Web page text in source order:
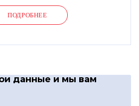
ПОДРОБНЕЕ
данные и мы вам